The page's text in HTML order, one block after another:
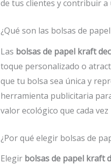
de tus clientes y contribuir a
¿Qué son las bolsas de
Las bolsas de papel kraft
toque personalizado o
que tu bolsa sea única y
herramienta publicitaria
valor ecológico que cada
¿Por qué elegir bolsas de
Elegir bolsas de papel kraft